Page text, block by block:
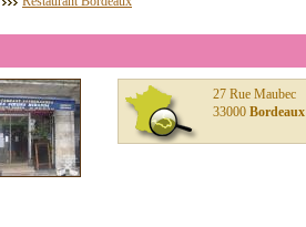
27 Rue Maubec
33000 Bordeaux